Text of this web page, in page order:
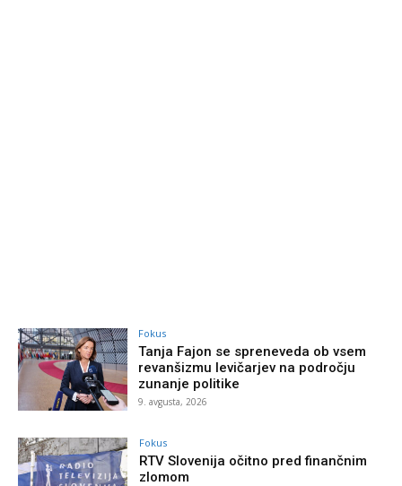
Fokus
Tanja Fajon se spreneveda ob vsem
revanšizmu levičarjev na področju
zunanje politike
9. avgusta, 2026
Fokus
RTV Slovenija očitno pred finančnim
zlomom